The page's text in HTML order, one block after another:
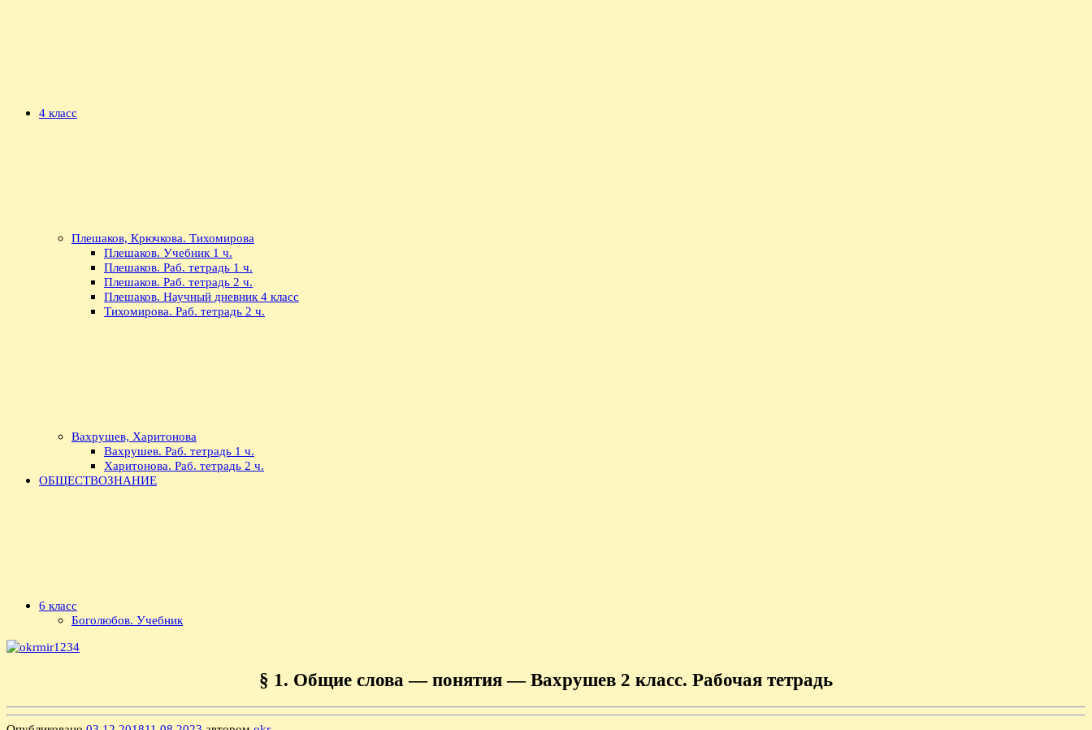
4 класс
Плешаков, Крючкова. Тихомирова
Плешаков. Учебник 1 ч.
Плешаков. Раб. тетрадь 1 ч.
Плешаков. Раб. тетрадь 2 ч.
Плешаков. Научный дневник 4 класс
Тихомирова. Раб. тетрадь 2 ч.
Вахрушев, Харитонова
Вахрушев. Раб. тетрадь 1 ч.
Харитонова. Раб. тетрадь 2 ч.
ОБЩЕСТВОЗНАНИЕ
6 класс
Боголюбов. Учебник
§ 1. Общие слова — понятия — Вахрушев 2 класс. Рабочая тетрадь